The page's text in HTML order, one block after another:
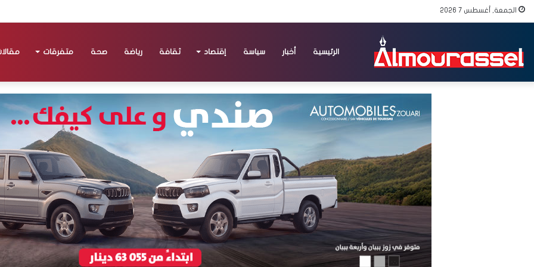
الجمعة, أغسطس 7 2026
الرئيسية أخبار سياسة إقتصاد ثقافة رياضة صحة متفرقات